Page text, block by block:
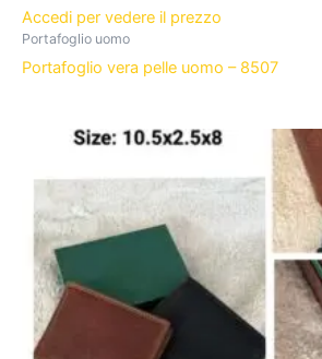
Accedi per vedere il prezzo
Portafoglio uomo
Portafoglio vera pelle uomo – 8507